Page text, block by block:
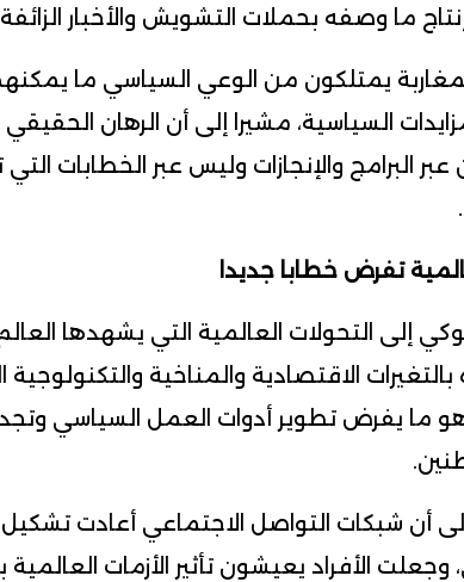
ما وصفه بحملات التشويش والأخبار
يمتلكون من الوعي السياسي ما
السياسية، مشيرا إلى أن الرهان
عبر البرامج والإنجازات وليس عبر الخطابات
تفرض خطابا جديدا
إلى التحولات العالمية التي يشهدها
بالتغيرات الاقتصادية والمناخية
ما يفرض تطوير أدوات العمل السياسي
أن شبكات التواصل الاجتماعي أعادت
وجعلت الأفراد يعيشون تأثير الأزمات العالمية